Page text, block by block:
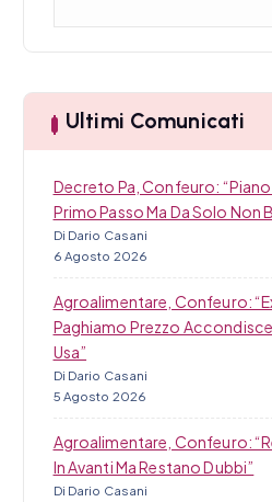
a
Ultimi Comunicati
Decreto Pa, Confeuro: “Piano
Primo Passo Ma Da Solo Non
Di Dario Casani
6 Agosto 2026
Agroalimentare, Confeuro:
Paghiamo Prezzo
Usa”
Di Dario Casani
5 Agosto 2026
Agroalimentare, Confeuro:
In Avanti Ma Restano Dubbi”
Di Dario Casani